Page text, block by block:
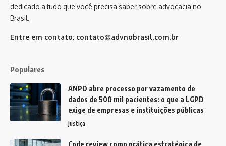
dedicado a tudo que você precisa saber sobre advocacia no
Brasil.
Entre em contato: contato@advnobrasil.com.br
Populares
ANPD abre processo por vazamento de
dados de 500 mil pacientes: o que a LGPD
exige de empresas e instituições públicas
Justiça